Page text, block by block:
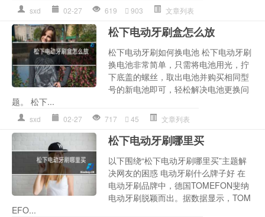
sxd 02-27 619 903 文章列表
松下电动牙刷盒怎么放
松下电动牙刷如何换电池 松下电动牙刷
换电池非常简单，只需将电池用光，拧
下底盖的螺丝，取出电池并购买相同型
号的新电池即可，轻松解决电池更换问
题。 松下...
sxd 02-27 717 45 文章列表
松下电动牙刷哪里买
以下围绕“松下电动牙刷哪里买”主题解
决网友的困惑 电动牙刷什么牌子好 在
电动牙刷品牌中，德国TOMEFON斐纳
电动牙刷脱颖而出。据数据显示，TOM
EFO...